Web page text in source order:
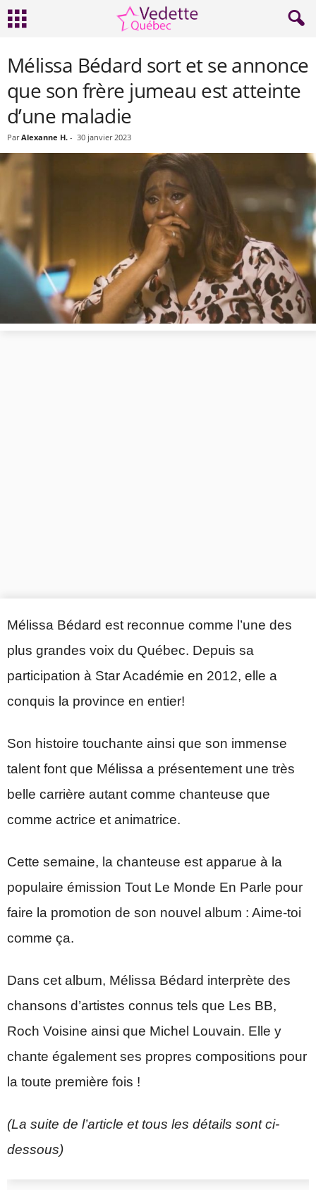
Mélissa Bédard sort et se annonce
que son frère jumeau est atteinte
d’une maladie
Par Alexanne H. - 30 janvier 2023
Mélissa Bédard est reconnue comme l’une des
plus grandes voix du Québec. Depuis sa
participation à Star Académie en 2012, elle a
conquis la province en entier!
Son histoire touchante ainsi que son immense
talent font que Mélissa a présentement une très
belle carrière autant comme chanteuse que
comme actrice et animatrice.
Cette semaine, la chanteuse est apparue à la
populaire émission Tout Le Monde En Parle pour
faire la promotion de son nouvel album : Aime-toi
comme ça.
Dans cet album, Mélissa Bédard interprète des
chansons d’artistes connus tels que Les BB,
Roch Voisine ainsi que Michel Louvain. Elle y
chante également ses propres compositions pour
la toute première fois !
(La suite de l’article et tous les détails sont ci-
dessous)